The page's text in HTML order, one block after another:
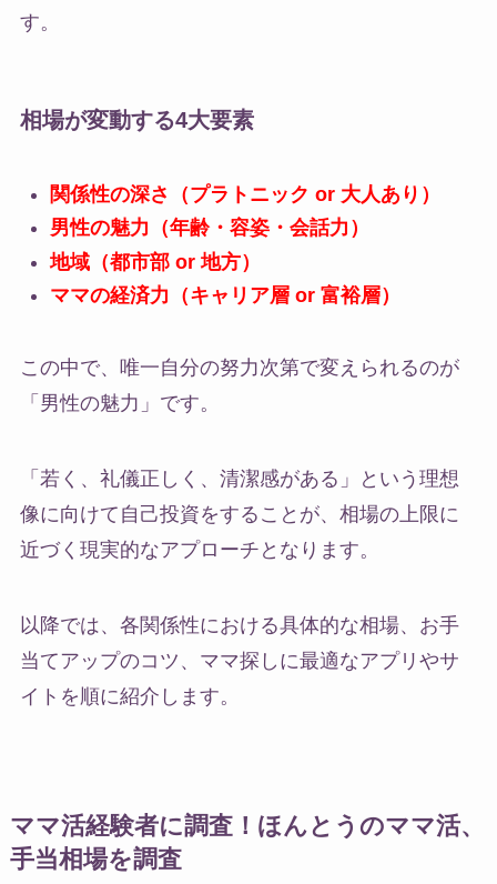
す。
相場が変動する4大要素
関係性の深さ（プラトニック or 大人あり）
男性の魅力（年齢・容姿・会話力）
地域（都市部 or 地方）
ママの経済力（キャリア層 or 富裕層）
この中で、唯一自分の努力次第で変えられるのが
「男性の魅力」です。
「若く、礼儀正しく、清潔感がある」という理想
像に向けて自己投資をすることが、相場の上限に
近づく現実的なアプローチとなります。
以降では、各関係性における具体的な相場、お手
当てアップのコツ、ママ探しに最適なアプリやサ
イトを順に紹介します。
ママ活経験者に調査！ほんとうのママ活、
手当相場を調査